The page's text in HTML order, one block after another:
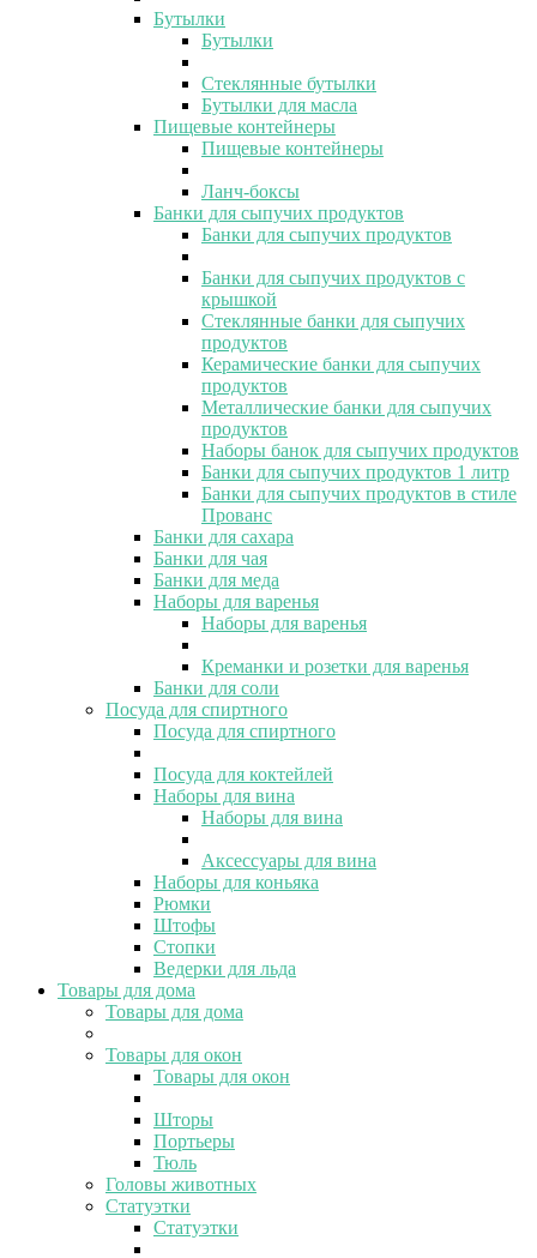
Бутылки
Бутылки
Стеклянные бутылки
Бутылки для масла
Пищевые контейнеры
Пищевые контейнеры
Ланч-боксы
Банки для сыпучих продуктов
Банки для сыпучих продуктов
Банки для сыпучих продуктов с
крышкой
Стеклянные банки для сыпучих
продуктов
Керамические банки для сыпучих
продуктов
Металлические банки для сыпучих
продуктов
Наборы банок для сыпучих продуктов
Банки для сыпучих продуктов 1 литр
Банки для сыпучих продуктов в стиле
Прованс
Банки для сахара
Банки для чая
Банки для меда
Наборы для варенья
Наборы для варенья
Креманки и розетки для варенья
Банки для соли
Посуда для спиртного
Посуда для спиртного
Посуда для коктейлей
Наборы для вина
Наборы для вина
Аксессуары для вина
Наборы для коньяка
Рюмки
Штофы
Стопки
Ведерки для льда
Товары для дома
Товары для дома
Товары для окон
Товары для окон
Шторы
Портьеры
Тюль
Головы животных
Статуэтки
Статуэтки